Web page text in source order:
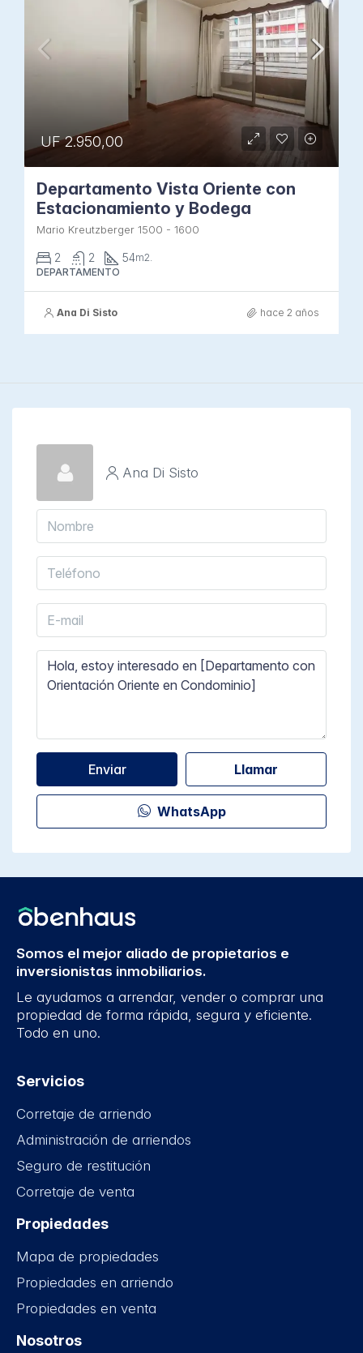
UF 2.950,00
Departamento Vista Oriente con
Estacionamiento y Bodega
Mario Kreutzberger 1500 - 1600
2 2 54m2.
DEPARTAMENTO
Ana Di Sisto hace 2 años
Ana Di Sisto
Enviar Llamar
WhatsApp
Somos el mejor aliado de propietarios e
inversionistas inmobiliarios.
Le ayudamos a arrendar, vender o comprar una
propiedad de forma rápida, segura y eficiente.
Todo en uno.
Servicios
Corretaje de arriendo
Administración de arriendos
Seguro de restitución
Corretaje de venta
Propiedades
Mapa de propiedades
Propiedades en arriendo
Propiedades en venta
Nosotros